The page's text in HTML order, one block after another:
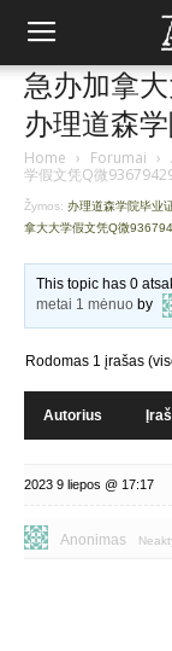
急办加拿
办理道森
Home › Forumai ›
学假文凭Q微
Žymos: 办理道森学院毕业
拿大大学假文凭Q微
This topic has 0
metai 1 mėnuo by
Rodomas 1 įrašas
Autorius
2023 9 liepos @ 17:17
Anonimas